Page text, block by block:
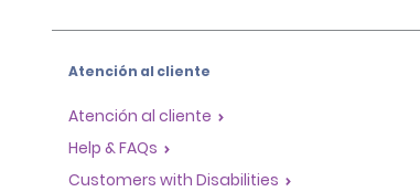
Atención al cliente
Atención al cliente
Help & FAQs
Customers with Disabilities